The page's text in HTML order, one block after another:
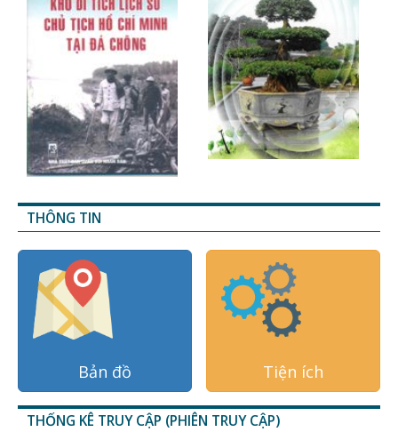
THÔNG TIN
Bản đồ Tiện ích
THỐNG KÊ TRUY CẬP (PHIÊN TRUY CẬP)